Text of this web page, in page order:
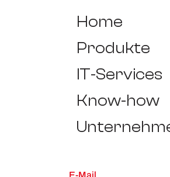
Home
Produkte
IT-Services
Know-how
E-Mail